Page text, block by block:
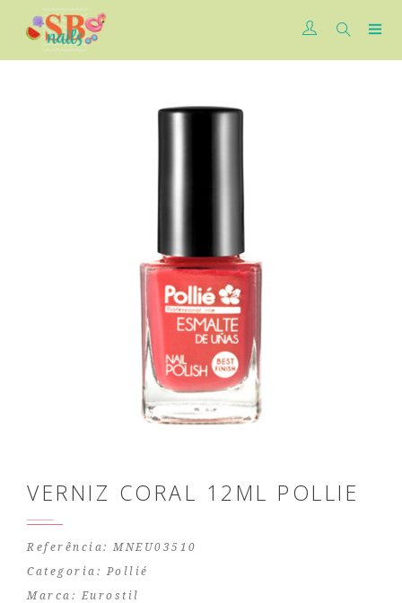
VERNIZ CORAL 12ML POLLIE
Referência: MNEU03510
Categoria: Pollié
Marca: Eurostil